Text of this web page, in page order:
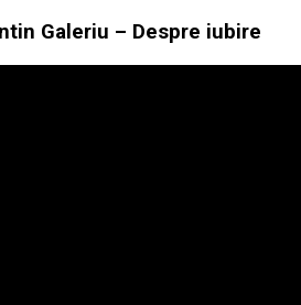
Galeriu – Despre iubire